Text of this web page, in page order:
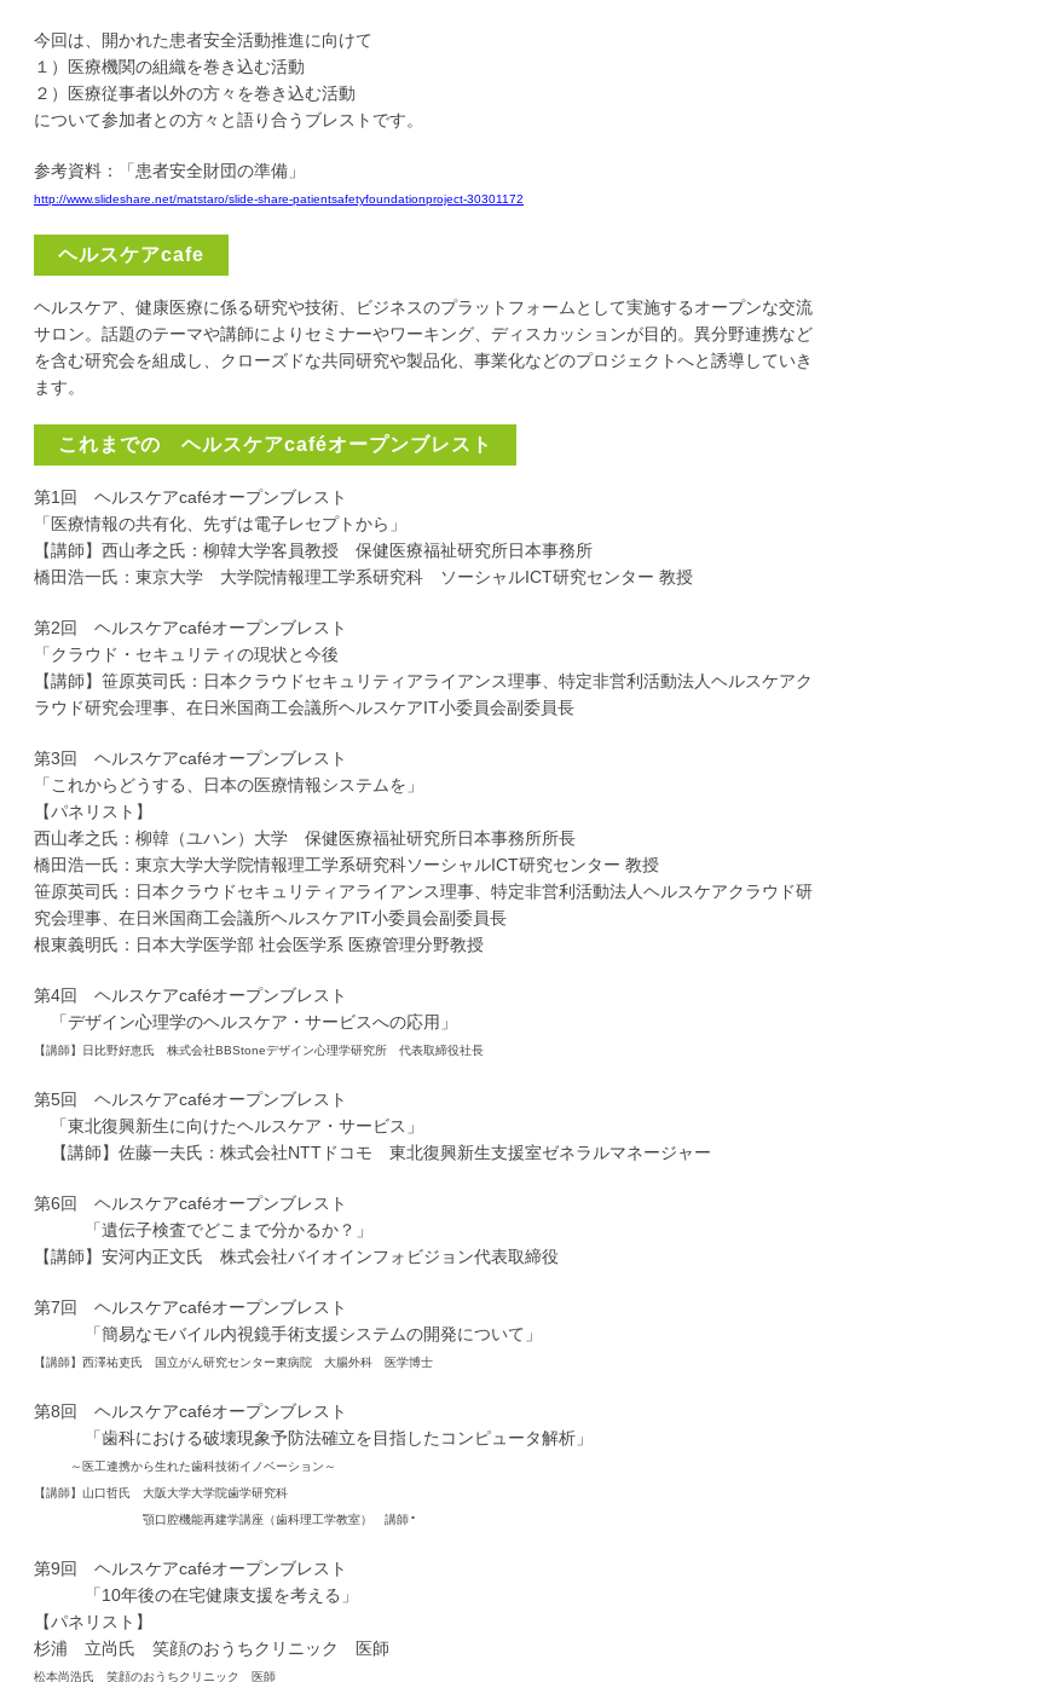
今回は、開かれた患者安全活動推進に向けて
１）医療機関の組織を巻き込む活動
２）医療従事者以外の方々を巻き込む活動
について参加者との方々と語り合うブレストです。
参考資料：「患者安全財団の準備」
http://www.slideshare.net/matstaro/slide-share-patientsafetyfoundationproject-30301172
ヘルスケアcafe
ヘルスケア、健康医療に係る研究や技術、ビジネスのプラットフォームとして実施するオープンな交流
サロン。話題のテーマや講師によりセミナーやワーキング、ディスカッションが目的。異分野連携など
を含む研究会を組成し、クローズドな共同研究や製品化、事業化などのプロジェクトへと誘導していき
ます。
これまでの ヘルスケアcaféオープンブレスト
第1回 ヘルスケアcaféオープンブレスト
「医療情報の共有化、先ずは電子レセプトから」
【講師】西山孝之氏：柳韓大学客員教授 保健医療福祉研究所日本事務所
橋田浩一氏：東京大学 大学院情報理工学系研究科 ソーシャルICT研究センター 教授
第2回 ヘルスケアcaféオープンブレスト
「クラウド・セキュリティの現状と今後
【講師】笹原英司氏：日本クラウドセキュリティアライアンス理事、特定非営利活動法人ヘルスケアク
ラウド研究会理事、在日米国商工会議所ヘルスケアIT小委員会副委員長
第3回 ヘルスケアcaféオープンブレスト
「これからどうする、日本の医療情報システムを」
【パネリスト】
西山孝之氏：柳韓（ユハン）大学 保健医療福祉研究所日本事務所所長
橋田浩一氏：東京大学大学院情報理工学系研究科ソーシャルICT研究センター 教授
笹原英司氏：日本クラウドセキュリティアライアンス理事、特定非営利活動法人ヘルスケアクラウド研
究会理事、在日米国商工会議所ヘルスケアIT小委員会副委員長
根東義明氏：日本大学医学部 社会医学系 医療管理分野教授
第4回 ヘルスケアcaféオープンブレスト
「デザイン心理学のヘルスケア・サービスへの応用」
【講師】日比野好恵氏 株式会社BBStoneデザイン心理学研究所 代表取締役社長
第5回 ヘルスケアcaféオープンブレスト
「東北復興新生に向けたヘルスケア・サービス」
【講師】佐藤一夫氏：株式会社NTTドコモ 東北復興新生支援室ゼネラルマネージャー
第6回 ヘルスケアcaféオープンブレスト
「遺伝子検査でどこまで分かるか？」
【講師】安河内正文氏 株式会社バイオインフォビジョン代表取締役
第7回 ヘルスケアcaféオープンブレスト
「簡易なモバイル内視鏡手術支援システムの開発について」
【講師】西澤祐吏氏 国立がん研究センター東病院 大腸外科 医学博士
第8回 ヘルスケアcaféオープンブレスト
「歯科における破壊現象予防法確立を目指したコンピュータ解析」
～医工連携から生れた歯科技術イノベーション～
【講師】山口哲氏 大阪大学大学院歯学研究科
顎口腔機能再建学講座（歯科理工学教室） 講師 ･
第9回 ヘルスケアcaféオープンブレスト
「10年後の在宅健康支援を考える」
【パネリスト】
杉浦 立尚氏 笑顔のおうちクリニック 医師
松本尚浩氏 笑顔のおうちクリニック 医師